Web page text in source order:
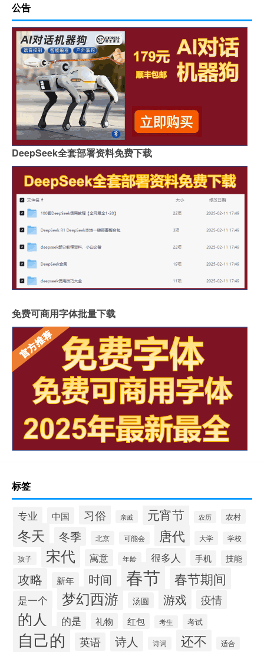
公告
DeepSeek全套部署资料免费下载
免费可商用字体批量下载
标签
专业 中国 习俗 亲戚 元宵节 农历 农村
冬天 冬季 北京 可能会 唐代 大学 学校
孩子 宋代 寓意 年龄 很多人 手机 技能
攻略 新年 时间 春节 春节期间
是一个 梦幻西游 汤圆 游戏 疫情
的人 的是 礼物 红包 考生 考试
自己的 英语 诗人 诗词 还不 适合